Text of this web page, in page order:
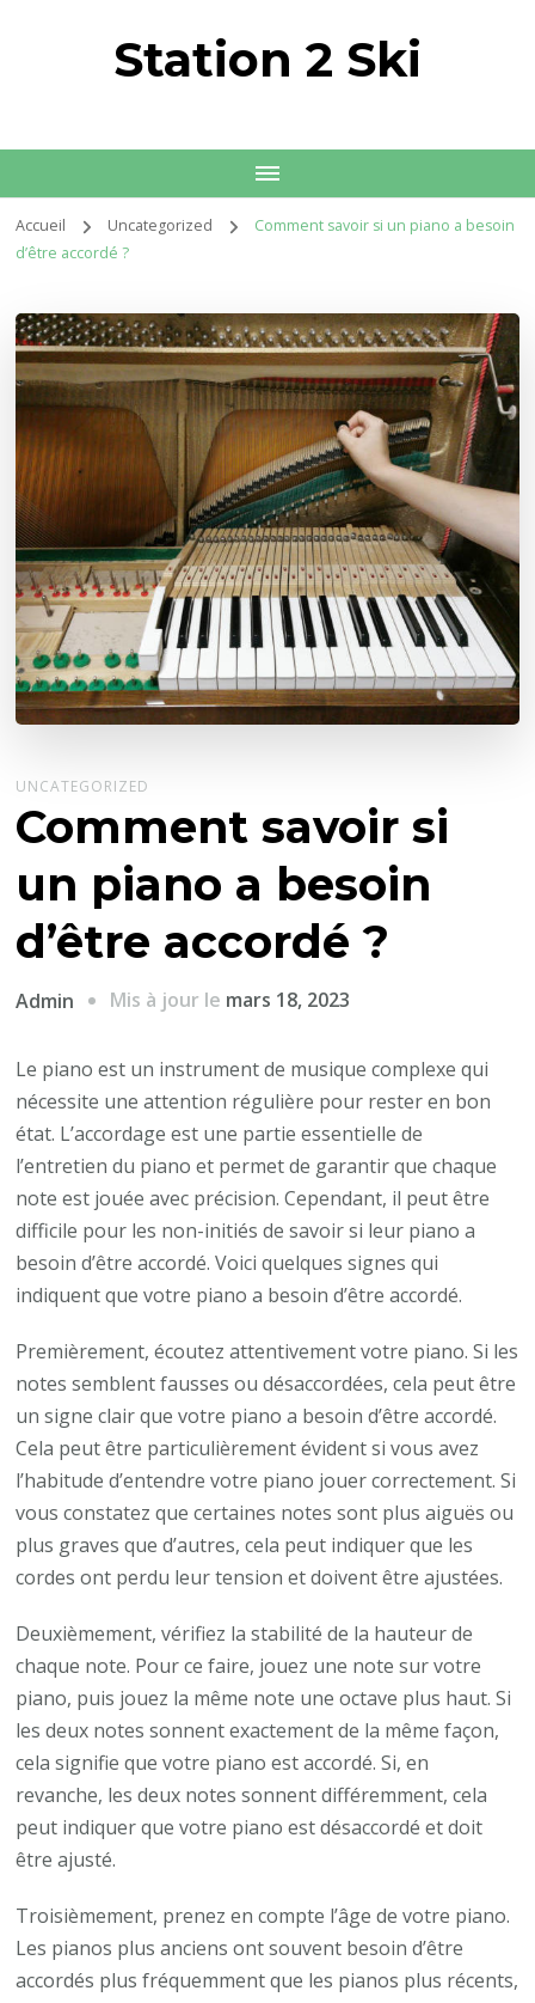
Station 2 Ski
Accueil Uncategorized
Comment savoir si un piano a besoin
d’être accordé ?
UNCATEGORIZED
Comment savoir si
un piano a besoin
d’être accordé ?
Admin Mis à jour le mars 18, 2023
Le piano est un instrument de musique complexe qui
nécessite une attention régulière pour rester en bon
état. L’accordage est une partie essentielle de
l’entretien du piano et permet de garantir que chaque
note est jouée avec précision. Cependant, il peut être
difficile pour les non-initiés de savoir si leur piano a
besoin d’être accordé. Voici quelques signes qui
indiquent que votre piano a besoin d’être accordé.
Premièrement, écoutez attentivement votre piano. Si les
notes semblent fausses ou désaccordées, cela peut être
un signe clair que votre piano a besoin d’être accordé.
Cela peut être particulièrement évident si vous avez
l’habitude d’entendre votre piano jouer correctement. Si
vous constatez que certaines notes sont plus aiguës ou
plus graves que d’autres, cela peut indiquer que les
cordes ont perdu leur tension et doivent être ajustées.
Deuxièmement, vérifiez la stabilité de la hauteur de
chaque note. Pour ce faire, jouez une note sur votre
piano, puis jouez la même note une octave plus haut. Si
les deux notes sonnent exactement de la même façon,
cela signifie que votre piano est accordé. Si, en
revanche, les deux notes sonnent différemment, cela
peut indiquer que votre piano est désaccordé et doit
être ajusté.
Troisièmement, prenez en compte l’âge de votre piano.
Les pianos plus anciens ont souvent besoin d’être
accordés plus fréquemment que les pianos plus récents,